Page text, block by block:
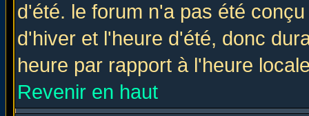
d'été. le forum n'a pas été
d'hiver et l'heure d'été, donc
heure par rapport à l'heure
Revenir en haut